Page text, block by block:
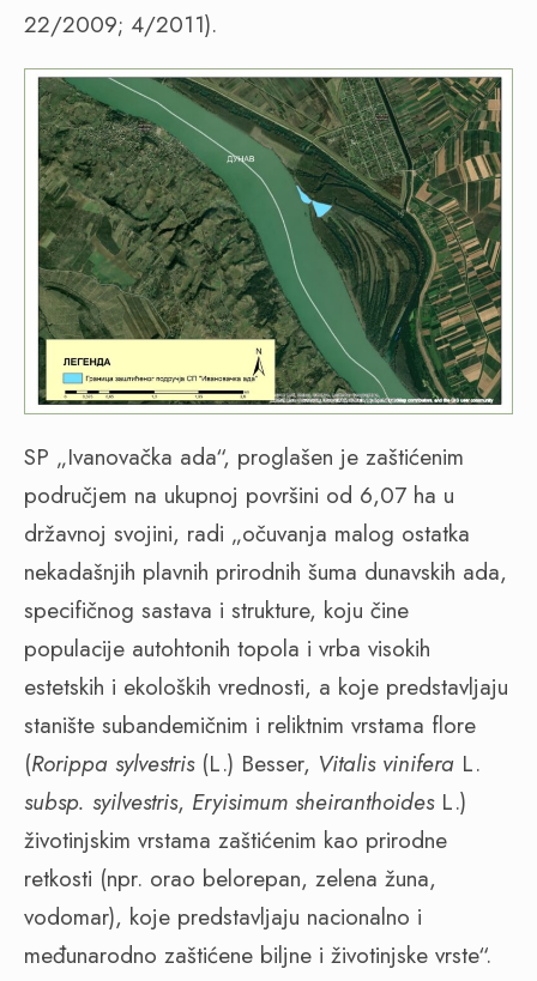
22/2009; 4/2011).
SP „Ivanovačka ada“, proglašen je zaštićenim
područjem na ukupnoj površini od 6,07 ha u
državnoj svojini, radi „očuvanja malog ostatka
nekadašnjih plavnih prirodnih šuma dunavskih ada,
specifičnog sastava i strukture, koju čine
populacije autohtonih topola i vrba visokih
estetskih i ekoloških vrednosti, a koje predstavljaju
stanište subandemičnim i reliktnim vrstama flore
(Rorippa sylvestris(L.) Besser, Vitalis vinifera L.
subsp. syilvestris, Eryisimum sheiranthoidesL.)
životinjskim vrstama zaštićenim kao prirodne
retkosti (npr. orao belorepan, zelena žuna,
vodomar), koje predstavljaju nacionalno i
međunarodno zaštićene biljne i životinjske vrste“.